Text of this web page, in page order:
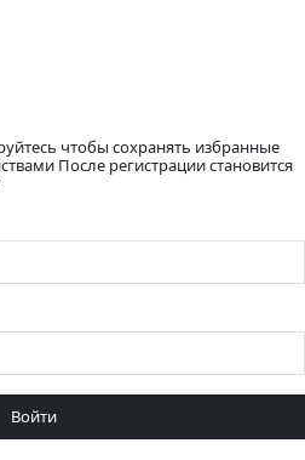
чтобы сохранять избранные
После регистрации становится
Войти